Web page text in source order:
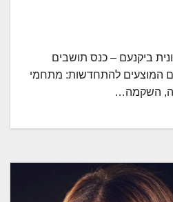
ביקנעם – כנס תושבים
המוצעים להתחדשות: מתחמי
השקמה…